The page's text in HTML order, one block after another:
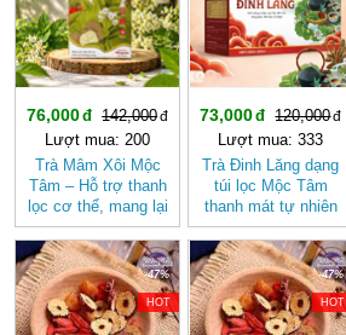
76,000
142,000
Lượt mua: 200
Trà Mâm Xôi Mộc
Tâm – Hỗ trợ thanh
lọc cơ thể, mang lại
cảm giác nhẹ nhàng
73,000
120,000
Lượt mua: 333
Trà Đinh Lăng dạng
túi lọc Mộc Tâm
thanh mát tự nhiên
-47%
HOT
-47%
HOT